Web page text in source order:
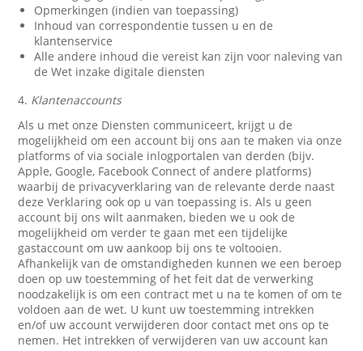
Opmerkingen (indien van toepassing)
Inhoud van correspondentie tussen u en de
klantenservice
Alle andere inhoud die vereist kan zijn voor naleving van
de Wet inzake digitale diensten
4. Klantenaccounts
Als u met onze Diensten communiceert, krijgt u de
mogelijkheid om een account bij ons aan te maken via onze
platforms of via sociale inlogportalen van derden (bijv.
Apple, Google, Facebook Connect of andere platforms)
waarbij de privacyverklaring van de relevante derde naast
deze Verklaring ook op u van toepassing is. Als u geen
account bij ons wilt aanmaken, bieden we u ook de
mogelijkheid om verder te gaan met een tijdelijke
gastaccount om uw aankoop bij ons te voltooien.
Afhankelijk van de omstandigheden kunnen we een beroep
doen op uw toestemming of het feit dat de verwerking
noodzakelijk is om een contract met u na te komen of om te
voldoen aan de wet. U kunt uw toestemming intrekken
en/of uw account verwijderen door contact met ons op te
nemen. Het intrekken of verwijderen van uw account kan